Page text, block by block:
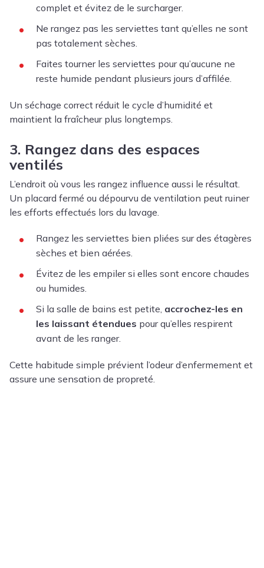
complet et évitez de le surcharger.
Ne rangez pas les serviettes tant qu’elles ne sont
pas totalement sèches.
Faites tourner les serviettes pour qu’aucune ne
reste humide pendant plusieurs jours d’affilée.
Un séchage correct réduit le cycle d’humidité et
maintient la fraîcheur plus longtemps.
3. Rangez dans des espaces
ventilés
L’endroit où vous les rangez influence aussi le résultat.
Un placard fermé ou dépourvu de ventilation peut ruiner
les efforts effectués lors du lavage.
Rangez les serviettes bien pliées sur des étagères
sèches et bien aérées.
Évitez de les empiler si elles sont encore chaudes
ou humides.
Si la salle de bains est petite, accrochez-les en
les laissant étendues pour qu’elles respirent
avant de les ranger.
Cette habitude simple prévient l’odeur d’enfermement et
assure une sensation de propreté.